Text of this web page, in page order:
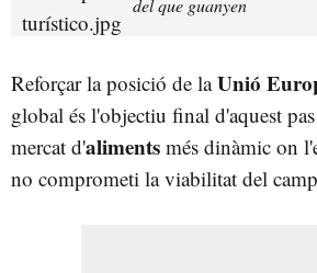
del que guanyen
Reforçar la posició de laUnió
global és l'objectiu final d'aquest
mercat d'aliments més dinàmic on
no comprometi la viabilitat del